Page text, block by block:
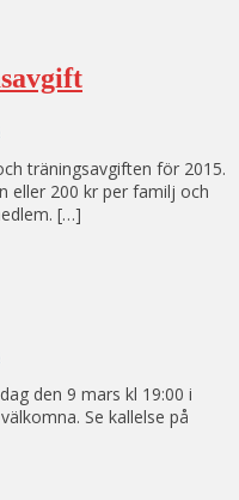
träningsavgiften för 2015.
eller 200 kr per familj och
[…]
den 9 mars kl 19:00 i
Se kallelse på